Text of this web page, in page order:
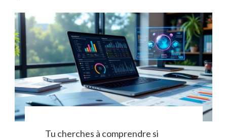
Tu cherches à comprendre si